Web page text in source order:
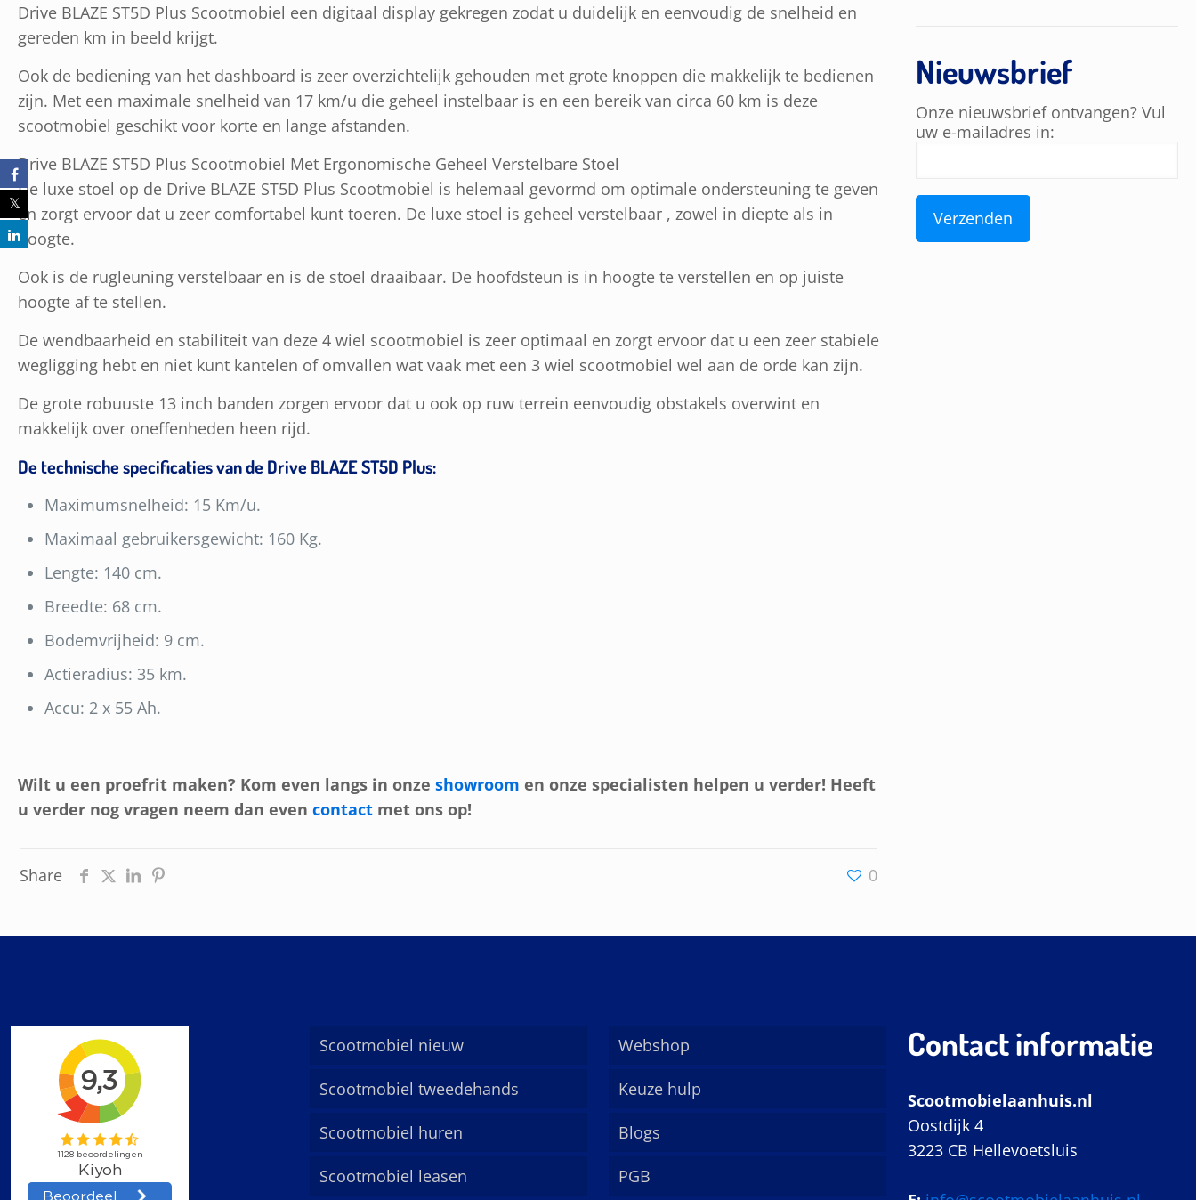
Drive BLAZE ST5D Plus Scootmobiel een digitaal display gekregen zodat u duidelijk en eenvoudig de snelheid en
gereden km in beeld krijgt.
Ook de bediening van het dashboard is zeer overzichtelijk gehouden met grote knoppen die makkelijk te bedienen
zijn. Met een maximale snelheid van 17 km/u die geheel instelbaar is en een bereik van circa 60 km is deze
scootmobiel geschikt voor korte en lange afstanden.
Drive BLAZE ST5D Plus Scootmobiel Met Ergonomische Geheel Verstelbare Stoel
De luxe stoel op de Drive BLAZE ST5D Plus Scootmobiel is helemaal gevormd om optimale ondersteuning te geven
en zorgt ervoor dat u zeer comfortabel kunt toeren. De luxe stoel is geheel verstelbaar , zowel in diepte als in
hoogte.
Ook is de rugleuning verstelbaar en is de stoel draaibaar. De hoofdsteun is in hoogte te verstellen en op juiste
hoogte af te stellen.
De wendbaarheid en stabiliteit van deze 4 wiel scootmobiel is zeer optimaal en zorgt ervoor dat u een zeer stabiele
wegligging hebt en niet kunt kantelen of omvallen wat vaak met een 3 wiel scootmobiel wel aan de orde kan zijn.
De grote robuuste 13 inch banden zorgen ervoor dat u ook op ruw terrein eenvoudig obstakels overwint en
makkelijk over oneffenheden heen rijd.
De technische specificaties van de Drive BLAZE ST5D Plus:
Maximumsnelheid: 15 Km/u.
Maximaal gebruikersgewicht: 160 Kg.
Lengte: 140 cm.
Breedte: 68 cm.
Bodemvrijheid: 9 cm.
Actieradius: 35 km.
Accu: 2 x 55 Ah.
Wilt u een proefrit maken? Kom even langs in onze showroom en onze specialisten helpen u verder! Heeft
u verder nog vragen neem dan even contactmet ons op!
Share 0
Nieuwsbrief
Onze nieuwsbrief ontvangen? Vul
uw e-mailadres in:
Scootmobiel nieuw
Scootmobiel tweedehands
Scootmobiel huren
Scootmobiel leasen
Webshop
Keuze hulp
Blogs
PGB
Contact informatie
Scootmobielaanhuis.nl
Oostdijk 4
3223 CB Hellevoetsluis